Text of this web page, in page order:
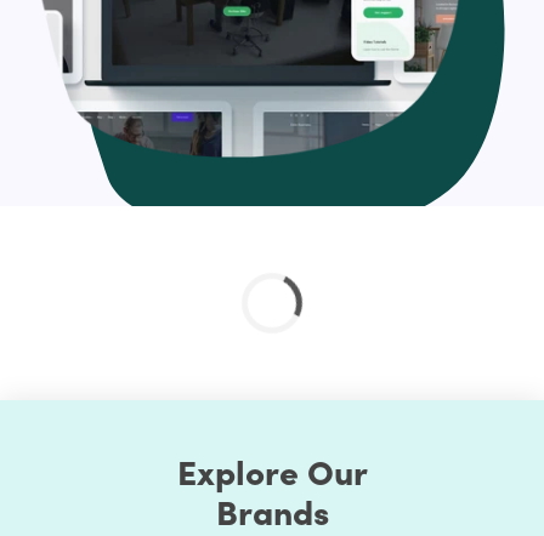
Design layout adjustments
Typography adjustments
Logo and branding integration
Custom functionality
And much more
Check out the custom curated Shopify theme
customization service and if you don’t find your’s just
Explore Our
Brands